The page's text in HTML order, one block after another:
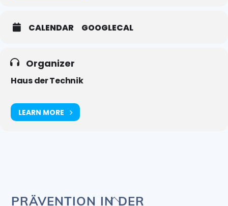
CALENDAR GOOGLECAL
Organizer
Haus der Technik
LEARN MORE
Back
PRÄVENTION IN DER